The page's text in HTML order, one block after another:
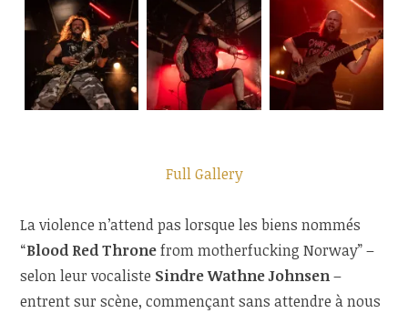
Full Gallery
La violence n’attend pas lorsque les biens nommés
“Blood Red Thronefrom motherfucking Norway” –
selon leur vocaliste Sindre Wathne Johnsen–
entrent sur scène, commençant sans attendre à nous